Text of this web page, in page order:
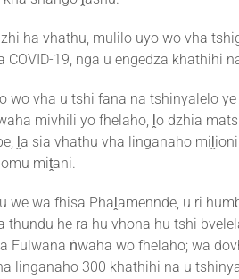
ha vhathu, mulilo uyo wo vha
COVID-19, nga u engedza khathihi
wo vha u tshi fana na tshinyalelo
mivhili yo fhelaho, ḽo dzhia
ḽa sia vhathu vha linganaho
miṱani.
we wa fhisa Phaḽamennde, u ri
thundu he ra hu vhona hu tshi
Fulwana ṅwaha wo fhelaho; wa
linganaho 300 khathihi na u